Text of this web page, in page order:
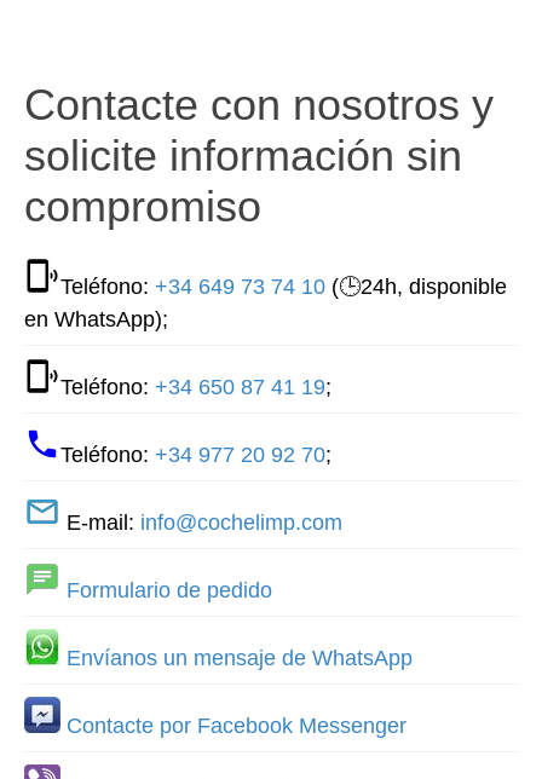
Contacte con nosotros y
solicite información sin
compromiso
Teléfono: +34 649 73 74 10 (🕒24h, disponible
en WhatsApp);
Teléfono: +34 650 87 41 19;
Teléfono: +34 977 20 92 70;
E-mail: info@cochelimp.com
Formulario de pedido
Envíanos un mensaje de WhatsApp
Contacte por Facebook Messenger